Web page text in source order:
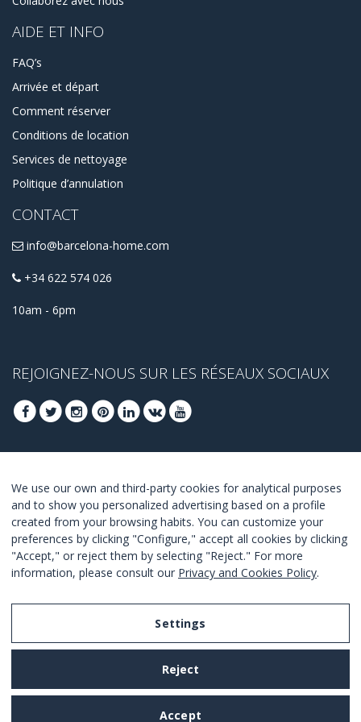
Contactez-nous si vous avez besoin de conseils ou si vous
de réservation d'un appartement à Sant Martí, Barcelone.
AIDE ET INFO
FAQ’s
Arrivée et départ
Comment réserver
Conditions de location
Services de nettoyage
Politique d’annulation
CONTACT
info@barcelona-home.com
+34 622 574 026
10am - 6pm
REJOIGNEZ-NOUS SUR LES RÉSEAUX SOCIAUX
MEILLEURES OFFRES
JOINDRE
Je suis d´accord avec les termes et conditions.
We use our own and third-party cookies for analytical purposes
and to show you personalized advertising based on a profile
created from your browsing habits. You can customize your
preferences by clicking "Configure," accept all cookies by clicking
"Accept," or reject them by selecting "Reject." For more
information, please consult our Privacy and Cookies Policy.
Settings
Reject
Accept
Legal Notice
Privacy and Cookies Policy
Terms and Conditions of Use